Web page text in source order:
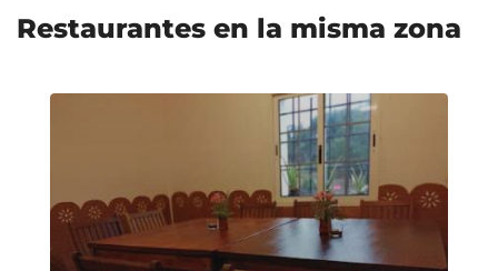
Restaurantes en la misma zona